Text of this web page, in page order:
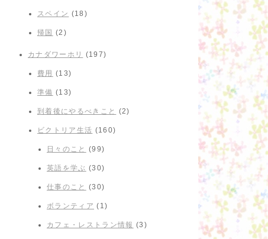
スペイン (18)
帰国 (2)
カナダワーホリ (197)
費用 (13)
準備 (13)
到着後にやるべきこと (2)
ビクトリア生活 (160)
日々のこと (99)
英語を学ぶ (30)
仕事のこと (30)
ボランティア (1)
カフェ・レストラン情報 (3)